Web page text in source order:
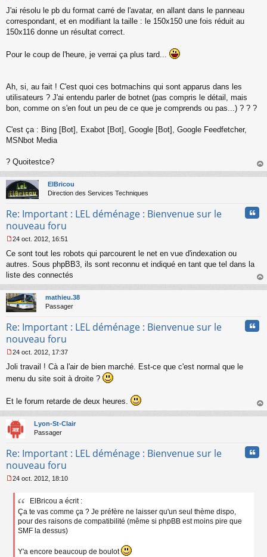
e
s
s
e
u
J'ai résolu le pb du format carré de l'avatar, en allant dans le panneau
correspondant, et en modifiant la taille : le 150x150 une fois réduit au
150x116 donne un résultat correct.
Pour le coup de l'heure, je verrai ça plus tard...
Ah, si, au fait ! C'est quoi ces botmachins qui sont apparus dans les
utilisateurs ? J'ai entendu parler de botnet (pas compris le détail, mais
bon, comme on s'en fout un peu de ce que je comprends ou pas...) ? ? ?
C'est ça : Bing [Bot], Exabot [Bot], Google [Bot], Google Feedfetcher,
MSNbot Media
? Quoitestce?
au
ElBricou
Direction des Services Techniques
Re: Important : LEL déménage : Bienvenue sur le
nouveau foru
e
s
s
g
e
n
n
u
24 oct. 2012, 16:51
Ce sont tout les robots qui parcourent le net en vue d'indexation ou
autres. Sous phpBB3, ils sont reconnu et indiqué en tant que tel dans la
liste des connectés
au
mathieu.38
Passager
Re: Important : LEL déménage : Bienvenue sur le
nouveau foru
e
s
g
e
n
o
n
u
24 oct. 2012, 17:37
Joli travail ! Cà a l'air de bien marché. Est-ce que c'est normal que le
menu du site soit à droite ?
Et le forum retarde de deux heures.
au
Lyon-St-Clair
Passager
Re: Important : LEL déménage : Bienvenue sur le
nouveau foru
e
24 oct. 2012, 18:10
ElBricou a écrit :
Ça te vas comme ça ? Je préfère ne laisser qu'un seul thème dispo,
pour des raisons de compatibilité (même si phpBB est moins pire que
SMF la dessus)
Y'a encore beaucoup de boulot